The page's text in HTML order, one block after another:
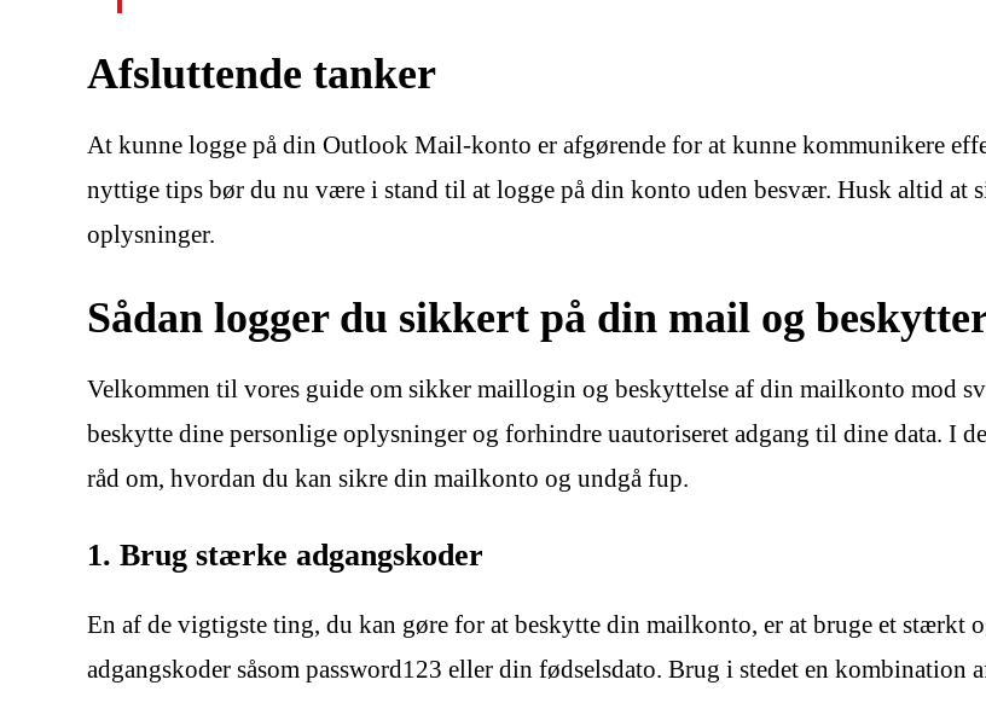
Afsluttende tanker
At kunne logge på din Outlook Mail-konto er afgørende for at kunne kommunikere
nyttige tips bør du nu være i stand til at logge på din konto uden besvær. Husk altid at
oplysninger.
Sådan logger du sikkert på din mail og
Velkommen til vores guide om sikker maillogin og beskyttelse af din mailkonto mod
beskytte dine personlige oplysninger og forhindre uautoriseret adgang til dine data.
råd om, hvordan du kan sikre din mailkonto og undgå fup.
1. Brug stærke adgangskoder
En af de vigtigste ting, du kan gøre for at beskytte din mailkonto, er at bruge et stærkt
adgangskoder såsom password123 eller din fødselsdato. Brug i stedet en kombination